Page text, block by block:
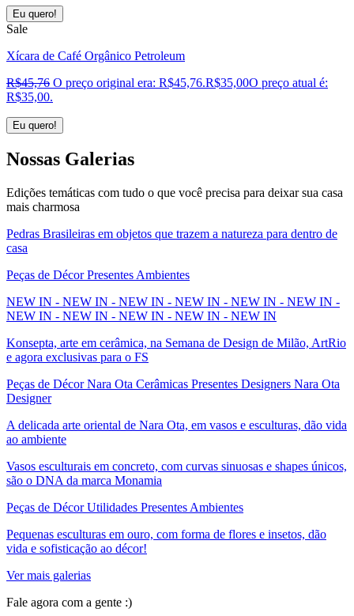
Eu quero!
Sale
Xícara de Café Orgânico Petroleum
R$45,76 O preço original era: R$45,76.R$35,00O preço atual é:
R$35,00.
Eu quero!
Nossas Galerias
Edições temáticas com tudo o que você precisa para deixar sua casa
mais charmosa
Pedras Brasileiras em objetos que trazem a natureza para dentro de
casa
Peças de Décor Presentes Ambientes
NEW IN - NEW IN - NEW IN - NEW IN - NEW IN - NEW IN -
NEW IN - NEW IN - NEW IN - NEW IN - NEW IN
Konsepta, arte em cerâmica, na Semana de Design de Milão, ArtRio
e agora exclusivas para o FS
Peças de Décor Nara Ota Cerâmicas Presentes Designers Nara Ota
Designer
A delicada arte oriental de Nara Ota, em vasos e esculturas, dão vida
ao ambiente
Vasos esculturais em concreto, com curvas sinuosas e shapes únicos,
são o DNA da marca Monamia
Peças de Décor Utilidades Presentes Ambientes
Pequenas esculturas em ouro, com forma de flores e insetos, dão
vida e sofisticação ao décor!
Ver mais galerias
Fale agora com a gente :)